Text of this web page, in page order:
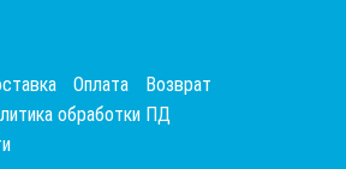
Оплата
Возврат
обработки ПД